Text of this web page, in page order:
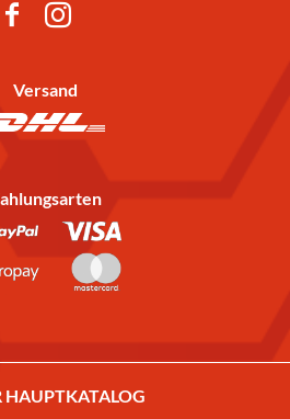
Versand
HAUPTKATALOG